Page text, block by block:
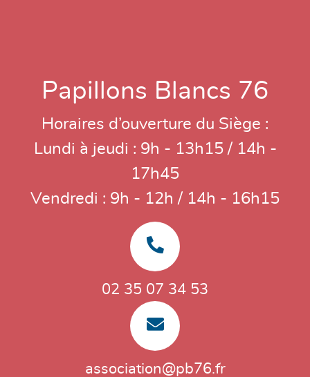
Papillons Blancs 76
Horaires d’ouverture du Siège :
Lundi à jeudi : 9h - 13h15 / 14h -
17h45
Vendredi : 9h - 12h / 14h - 16h15
02 35 07 34 53
association@pb76.fr